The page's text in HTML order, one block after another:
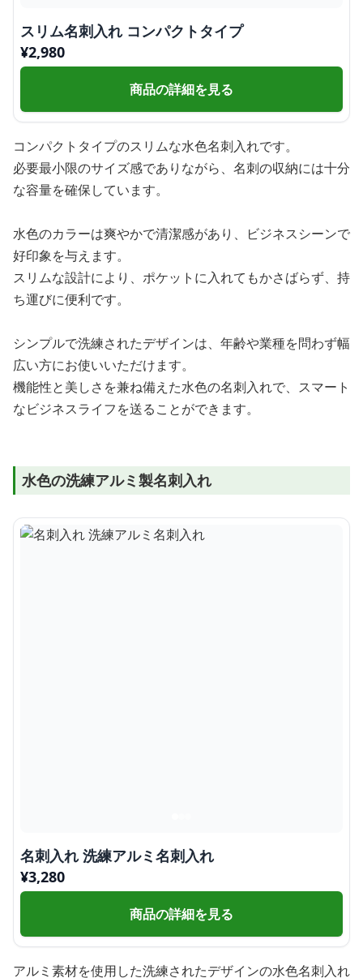
スリム名刺入れ コンパクトタイプ
¥2,980
商品の詳細を見る
コンパクトタイプのスリムな水色名刺入れです。
必要最小限のサイズ感でありながら、名刺の収納には十分
な容量を確保しています。
水色のカラーは爽やかで清潔感があり、ビジネスシーンで
好印象を与えます。
スリムな設計により、ポケットに入れてもかさばらず、持
ち運びに便利です。
シンプルで洗練されたデザインは、年齢や業種を問わず幅
広い方にお使いいただけます。
機能性と美しさを兼ね備えた水色の名刺入れで、スマート
なビジネスライフを送ることができます。
水色の洗練アルミ製名刺入れ
名刺入れ 洗練アルミ名刺入れ
¥3,280
商品の詳細を見る
アルミ素材を使用した洗練されたデザインの水色名刺入れ